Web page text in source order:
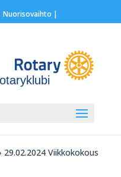
Nuorisovaihto |
29.02.2024 Viikkokokous